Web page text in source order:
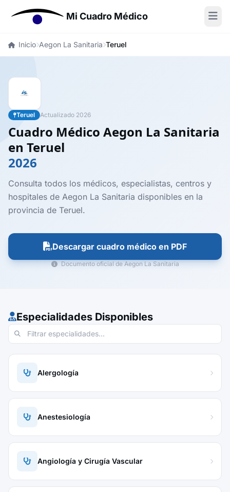
Mi Cuadro Médico
Inicio Aegon La Sanitaria Teruel
Teruel Actualizado 2026
Cuadro Médico Aegon La Sanitaria
en Teruel
2026
Consulta todos los médicos, especialistas, centros y
hospitales de Aegon La Sanitaria disponibles en la
provincia de Teruel.
Descargar cuadro médico en PDF
Documento oficial de Aegon La Sanitaria
Especialidades Disponibles
Alergología
Anestesiología
Angiología y Cirugía Vascular